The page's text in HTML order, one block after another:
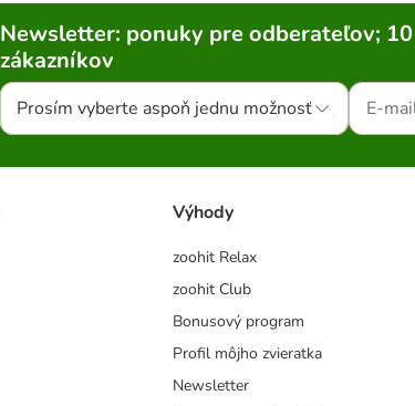
Newsletter: ponuky pre odberateľov;
zákazníkov
Prosím vyberte aspoň jednu možnosť
Výhody
zoohit Relax
zoohit Club
Bonusový program
Profil môjho zvieratka
Newsletter